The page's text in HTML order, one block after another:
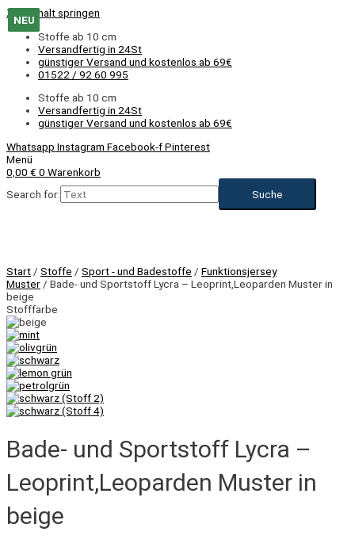
Zum Inhalt springen
Stoffe ab 10 cm
Versandfertig in 24St
günstiger Versand und kostenlos ab 69€
01522 / 92 60 995
Stoffe ab 10 cm
Versandfertig in 24St
günstiger Versand und kostenlos ab 69€
Whatsapp Instagram Facebook-fPinterest
Menü
0,00 € 0 Warenkorb
Search for:
Start / Stoffe / Sport - und Badestoffe / Funktionsjersey
Muster / Bade- und Sportstoff Lycra – Leoprint,Leoparden Muster in
beige
Stofffarbe
Bade- und Sportstoff Lycra –
Leoprint,Leoparden Muster in
beige
NEU
NEU
NEU
NEU
NEU
NEU
NEU
NEU
NEU